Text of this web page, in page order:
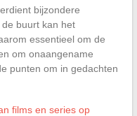
bijzondere
buurt kan het
essentieel om de
om onaangename
punten om in gedachten
films en series op